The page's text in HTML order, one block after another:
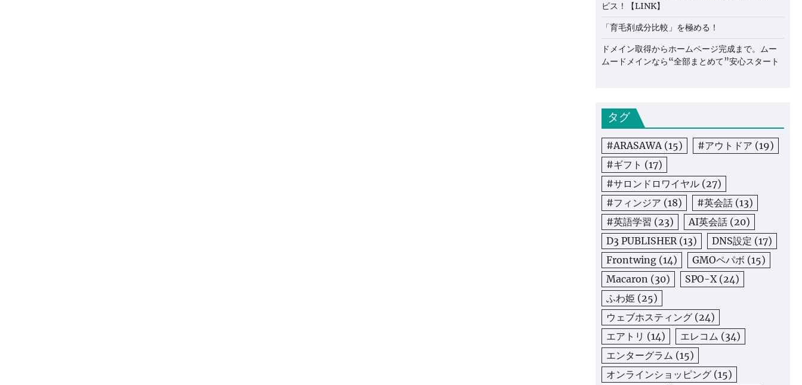
ビス！【LINK】
「育毛剤成分比較」を極める！
ドメイン取得からホームページ完成まで。ムー
ムードメインなら“全部まとめて”安心スタート
タグ
#ARASAWA(15) #アウトドア (19)
#ギフト (17)
#サロンドロワイヤル (27)
#フィンジア (18) #英会話 (13)
#英語学習 (23) AI英会話 (20)
D3 PUBLISHER(13) DNS設定 (17)
Frontwing (14) GMOペパボ (15)
Macaron (30) SPO-X(24)
ふわ姫 (25)
ウェブホスティング (24)
エアトリ (14) エレコム (34)
エンターグラム (15)
オンラインショッピング (15)